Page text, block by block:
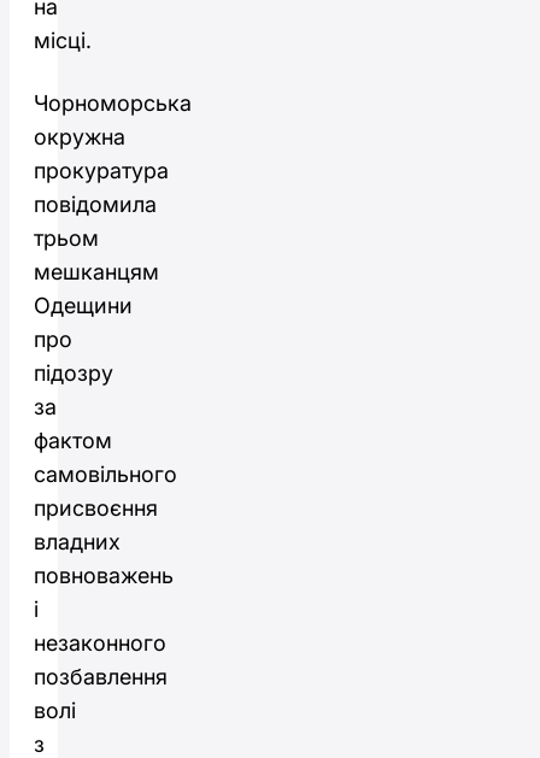
на
місці.
Чорноморська
окружна
прокуратура
повідомила
трьом
мешканцям
Одещини
про
підозру
за
фактом
самовільного
присвоєння
владних
повноважень
і
незаконного
позбавлення
волі
з